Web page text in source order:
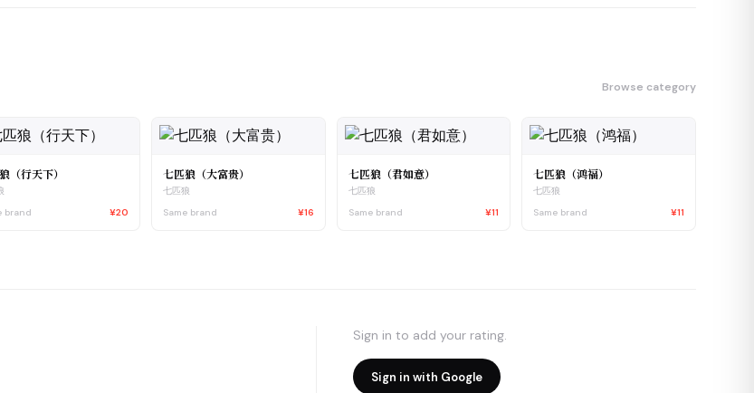
Browse category
（行天下）
brand
¥20
七匹狼（大富贵）
七匹狼
Same brand
¥16
七匹狼（君如意）
七匹狼
Same brand
¥11
七匹狼（鸿福）
七匹狼
Same brand
¥11
Sign in to add your rating.
Sign in with Google